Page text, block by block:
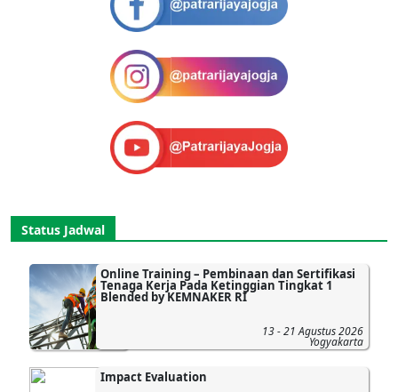
Status Jadwal
Online Training – Pembinaan dan Sertifikasi
Tenaga Kerja Pada Ketinggian Tingkat 1
Blended by KEMNAKER RI
13 - 21 Agustus 2026
Yogyakarta
Impact Evaluation